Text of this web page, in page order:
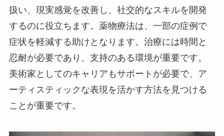
扱い、現実感覚を改善し、社交的なスキルを開発
するのに役立ちます。薬物療法は、一部の症例で
症状を軽減する助けとなります。治療には時間と
忍耐が必要であり、支持のある環境が重要です。
美術家としてのキャリアもサポートが必要で、ア
ーティスティックな表現を活かす方法を見つける
ことが重要です。